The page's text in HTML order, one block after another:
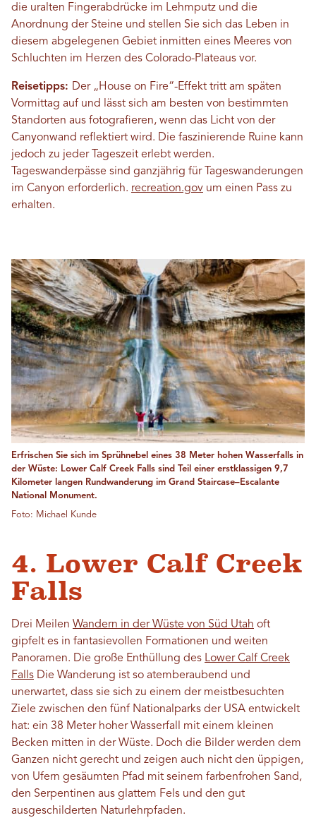
die uralten Fingerabdrücke im Lehmputz und die
Anordnung der Steine ​​und stellen Sie sich das Leben in
diesem abgelegenen Gebiet inmitten eines Meeres von
Schluchten im Herzen des Colorado-Plateaus vor.
Reisetipps: Der „House on Fire“-Effekt tritt am späten
Vormittag auf und lässt sich am besten von bestimmten
Standorten aus fotografieren, wenn das Licht von der
Canyonwand reflektiert wird. Die faszinierende Ruine kann
jedoch zu jeder Tageszeit erlebt werden.
Tageswanderpässe sind ganzjährig für Tageswanderungen
im Canyon erforderlich. recreation.gov um einen Pass zu
erhalten.
Erfrischen Sie sich im Sprühnebel eines 38 Meter hohen Wasserfalls in
der Wüste: Lower Calf Creek Falls sind Teil einer erstklassigen 9,7
Kilometer langen Rundwanderung im Grand Staircase–Escalante
National Monument.
Foto: Michael Kunde
4. Lower Calf Creek
Falls
Drei Meilen Wandern in der Wüste von Süd Utah oft
gipfelt es in fantasievollen Formationen und weiten
Panoramen. Die große Enthüllung des Lower Calf Creek
Falls Die Wanderung ist so atemberaubend und
unerwartet, dass sie sich zu einem der meistbesuchten
Ziele zwischen den fünf Nationalparks der USA entwickelt
hat: ein 38 Meter hoher Wasserfall mit einem kleinen
Becken mitten in der Wüste. Doch die Bilder werden dem
Ganzen nicht gerecht und zeigen auch nicht den üppigen,
von Ufern gesäumten Pfad mit seinem farbenfrohen Sand,
den Serpentinen aus glattem Fels und den gut
ausgeschilderten Naturlehrpfaden.